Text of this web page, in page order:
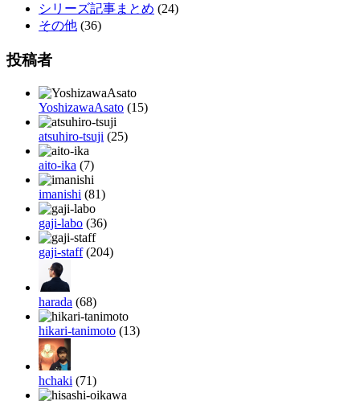
シリーズ記事まとめ (24)
その他 (36)
投稿者
YoshizawaAsato (15)
atsuhiro-tsuji (25)
aito-ika (7)
imanishi (81)
gaji-labo (36)
gaji-staff(204)
harada (68)
hikari-tanimoto (13)
hchaki (71)